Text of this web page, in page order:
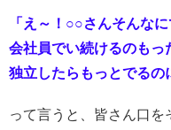
「え～！○○さんそんな
会社員でい続けるのもっ
独立したらもっとでるの
って言うと、皆さん口を